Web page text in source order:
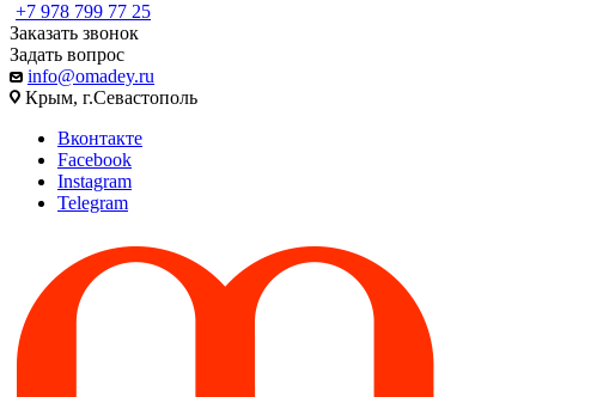
+7 978 799 77 25
Заказать звонок
Задать вопрос
info@omadey.ru
Крым, г.Севастополь
Вконтакте
Facebook
Instagram
Telegram